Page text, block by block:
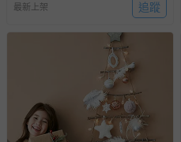
最新上架 追蹤